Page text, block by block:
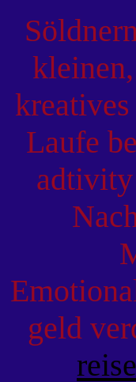
Laufe
adtivity
geld
reise